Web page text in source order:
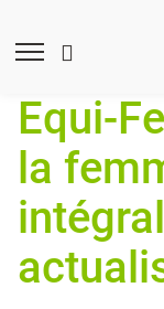
main
Mobile
icon
Main
form
Equi-
la